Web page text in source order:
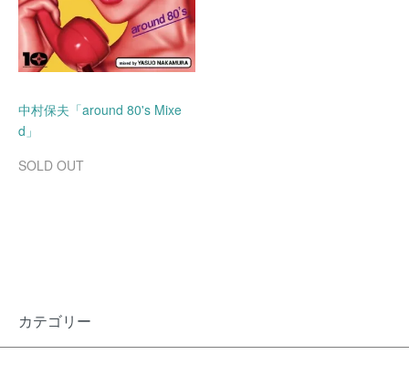
中村保夫「around 80's Mixe
d」
SOLD OUT
カテゴリー